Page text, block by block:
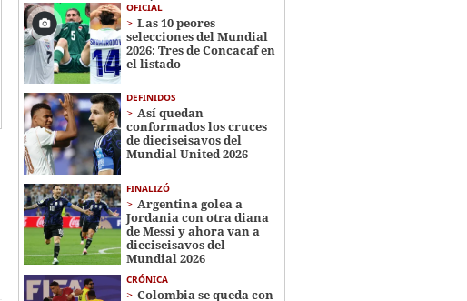
OFICIAL
Las 10 peores
selecciones del Mundial
2026: Tres de Concacaf en
el listado
DEFINIDOS
Así quedan
conformados los cruces
de dieciseisavos del
Mundial United 2026
FINALIZÓ
Argentina golea a
Jordania con otra diana
de Messi y ahora van a
dieciseisavos del
Mundial 2026
CRÓNICA
Colombia se queda con